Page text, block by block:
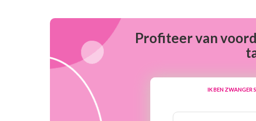
Profiteer van
IK BEN ZWANGER
Aantal